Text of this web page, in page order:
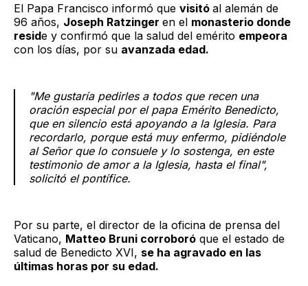
El Papa Francisco informó que visitó al alemán de
96 años, Joseph Ratzinger en el monasterio donde
reside y confirmó que la salud del emérito empeora
con los días, por su avanzada edad.
"Me gustaría pedirles a todos que recen una
oración especial por el papa Emérito Benedicto,
que en silencio está apoyando a la Iglesia. Para
recordarlo, porque está muy enfermo, pidiéndole
al Señor que lo consuele y lo sostenga, en este
testimonio de amor a la Iglesia, hasta el final",
solicitó el pontífice.
Por su parte, el director de la oficina de prensa del
Vaticano, Matteo Bruni corroboró que el estado de
salud de Benedicto XVI, se ha agravado en las
últimas horas por su edad.